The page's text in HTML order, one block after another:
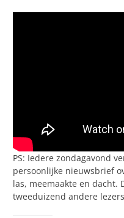
PS: Iedere zondagavond
persoonlijke nieuwsbrief
las, meemaakte en dacht.
tweeduizend andere